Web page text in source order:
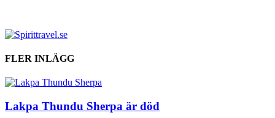
FLER INLÄGG
Lakpa Thundu Sherpa är död